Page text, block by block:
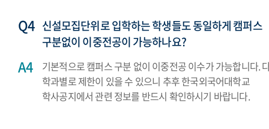
신설모집단위로 입학하는 학생들도 동일하게 캠퍼스
구분없이 이중전공이 가능하나요?
기본적으로 캠퍼스 구분 없이 이중전공 이수가 가능합니다.
학과별로 제한이 있을 수 있으니 추후 한국외국어대학교
학사공지에서 관련 정보를 반드시 확인하시기 바랍니다.